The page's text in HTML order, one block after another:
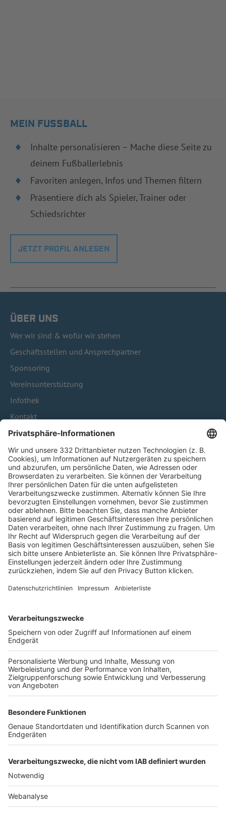
MEIN FUSSBALL
Inhalte personalisieren – Mache diese Seite zu
deinem Fußballerlebnis
Favoriten anlegen, Infos und Themen filtern
Präsentiere dich als Spieler, Trainer oder
Schiedsrichter
JETZT PROFIL ANLEGEN
ÜBER UNS
Wer wir sind & wofür wir stehen
Geschäftsstellen und Ansprechpartner
Sponsoring
Vereinsunterstützung
Infothek
Kontakt
HÄUFIG BESUCHTE SEITEN
Pässe und Vereinswechsel
Trainerausbildung
Schulungsangebot Vereinsmitarbeiter
BFV-Geschäftsstellen
Trainerbörse
Login SpielPlus
FOLGE DEM BFV
TOP-VEREINE
TOP-PARTNER
Nutzungsbedingungen Datenschutz Impressum